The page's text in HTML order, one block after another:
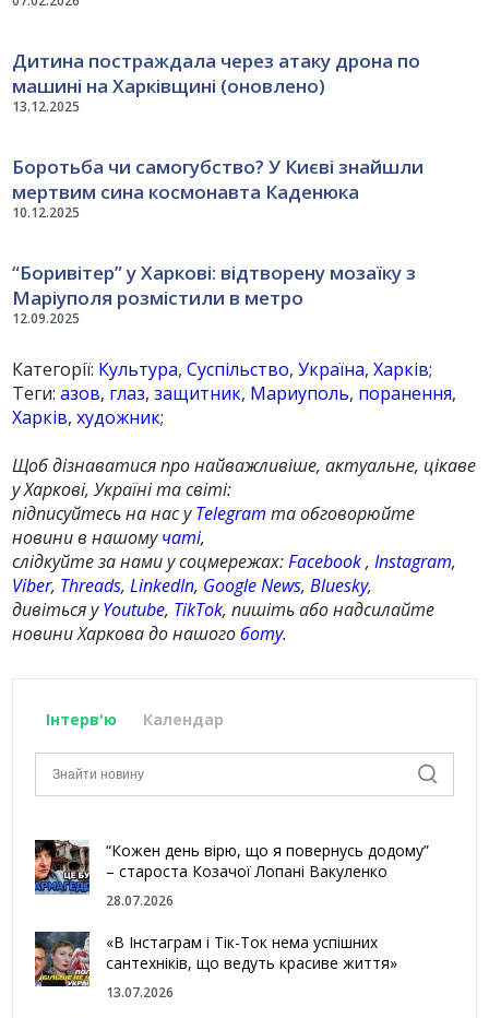
13.12.2025
Дитина постраждала через атаку дрона по
машині на Харківщині (оновлено)
10.12.2025
Боротьба чи самогубство? У Києві знайшли
мертвим сина космонавта Каденюка
12.09.2025
“Боривітер” у Харкові: відтворену мозаїку з
Маріуполя розмістили в метро
Категорії: Культура,Суспільство,Україна,Харків;
Теги:азов, глаз,защитник, Мариуполь, поранення,
Харків,художник;
Щоб дізнаватися про найважливіше, актуальне, цікаве
у Харкові, Україні та світі:
підписуйтесь на нас уTelegram та обговорюйте
новини в нашомучаті,
слідкуйте за нами у соцмережах:Facebook,Instagram,
Viber, Threads,LinkedIn, Google News,Bluesky,
дивіться уYoutube, TikTok, пишіть або надсилайте
новини Харкова до нашогоботу.
Інтерв'ю Календар
“Кожен день вірю, що я повернусь додому”
– староста Козачої Лопані Вакуленко
28.07.2026
«В Інстаграм і Тік-Ток нема успішних
сантехніків, що ведуть красиве життя»
13.07.2026